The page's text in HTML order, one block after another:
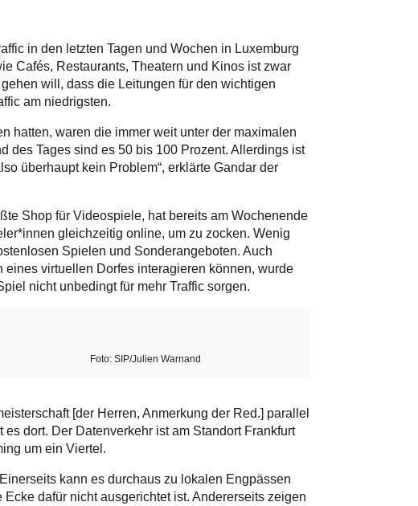
in den letzten Tagen und Wochen in Luxemburg
Cafés, Restaurants, Theatern und Kinos ist zwar
will, dass die Leitungen für den wichtigen
am niedrigsten.
hatten, waren die immer weit unter der maximalen
des Tages sind es 50 bis 100 Prozent. Allerdings ist
überhaupt kein Problem“, erklärte Gandar der
Shop für Videospiele, hat bereits am Wochenende
gleichzeitig online, um zu zocken. Wenig
Spielen und Sonderangeboten. Auch
virtuellen Dorfes interagieren können, wurde
nicht unbedingt für mehr Traffic sorgen.
Foto: SIP/Julien Warnand
[der Herren, Anmerkung der Red.] parallel
dort. Der Datenverkehr ist am Standort Frankfurt
um ein Viertel.
kann es durchaus zu lokalen Engpässen
dafür nicht ausgerichtet ist. Andererseits zeigen